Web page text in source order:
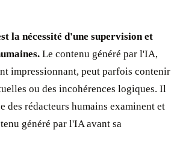
la nécessité d'une supervision et
Le contenu généré par l'IA,
impressionnant, peut parfois contenir
ou des incohérences logiques. Il
des rédacteurs humains examinent et
généré par l'IA avant sa